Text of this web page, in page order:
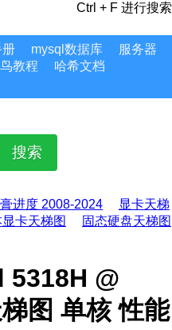
Ctrl + F 进行搜索
册 mysql数据库
服务器
教程
哈希文档
搜索
进度 2008-2024
显卡天梯
卡天梯图
固态硬盘天梯图
@
图 单核 性能